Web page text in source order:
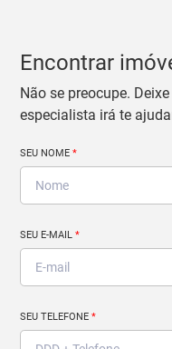
Encontrar
Não se preocupe.
especialista irá te
SEU NOME*
SEU E-MAIL*
SEU TELEFONE*